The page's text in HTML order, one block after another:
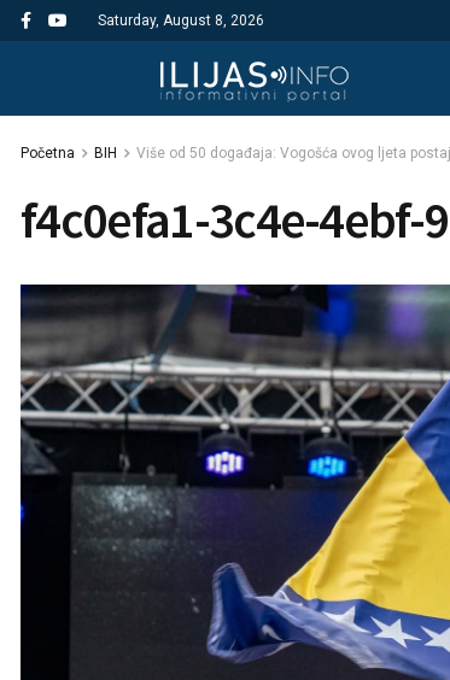
Saturday, August 8, 2026
Početna BIH Više od 50 događaja: Vogošća ovog ljeta
f4c0efa1-3c4e-4ebf-